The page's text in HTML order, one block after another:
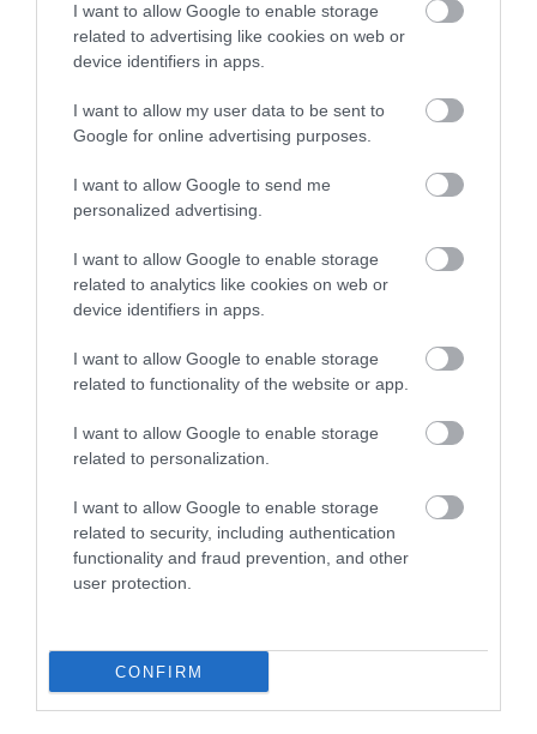
I want to allow Google to enable storage
related to advertising like cookies on web or
device identifiers in apps.
I want to allow my user data to be sent to
Google for online advertising purposes.
I want to allow Google to send me
personalized advertising.
I want to allow Google to enable storage
related to analytics like cookies on web or
device identifiers in apps.
I want to allow Google to enable storage
related to functionality of the website or app.
I want to allow Google to enable storage
related to personalization.
I want to allow Google to enable storage
related to security, including authentication
functionality and fraud prevention, and other
user protection.
CONFIRM
Ekkora lesz a nyugdíjad, ha 40 évig átlagbérért
A Bankmonitor kalkulációja szerint az a személy, aki 2026-ban,
40 évnyi bejelentett, végig átlagbéres munkaviszony után vonul
nyugdíjba, 389 440 forintos induló állami nyugdíjra számíthat.
Elsőre ez…